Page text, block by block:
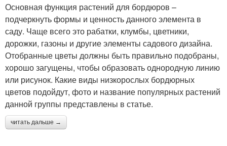
Основная функция растений для бордюров –
подчеркнуть формы и ценность данного элемента в
саду. Чаще всего это рабатки, клумбы, цветники,
дорожки, газоны и другие элементы садового дизайна.
Отобранные цветы должны быть правильно подобраны,
хорошо загущены, чтобы образовать однородную линию
или рисунок. Какие виды низкорослых бордюрных
цветов подойдут, фото и название популярных растений
данной группы представлены в статье.
читать дальше →